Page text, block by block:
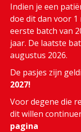
Indien je een
doe dit dan voor 1
eerste batch van
jaar. De laatste
augustus 2026.
De pasjes zijn
2027!
Voor degene die
dit willen
pagina